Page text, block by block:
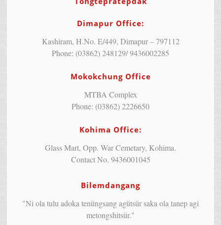
Dimapur Office:
Kashiram, H.No. E/449, Dimapur – 797112
Phone: (03862) 248129/ 9436002285
Mokokchung Office
MTBA Complex
Phone: (03862) 2226650
Kohima Office:
Glass Mart, Opp. War Cemetary, Kohima.
Contact No. 9436001045
Bilemdangang
"Ni ola tulu adoka tenüngsang agütsür saka ola tanep agi
metongshitsür."